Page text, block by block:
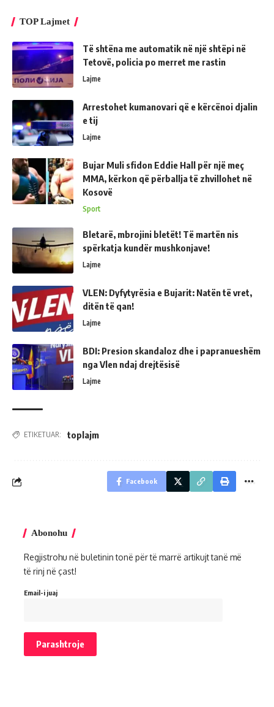
TOP Lajmet
Të shtëna me automatik në një shtëpi në
Tetovë, policia po merret me rastin
Lajme
Arrestohet kumanovari që e kërcënoi djalin
e tij
Lajme
Bujar Muli sfidon Eddie Hall për një meç
MMA, kërkon që përballja të zhvillohet në
Kosovë
Sport
Bletarë, mbrojini bletët! Të martën nis
spërkatja kundër mushkonjave!
Lajme
VLEN: Dyfytyrësia e Bujarit: Natën të vret,
ditën të qan!
Lajme
BDI: Presion skandaloz dhe i papranueshëm
nga Vlen ndaj drejtësisë
Lajme
ETIKETUAR: toplajm
Facebook
Abonohu
Regjistrohu në buletinin tonë për të marrë artikujt tanë më
të rinj në çast!
Email-i juaj